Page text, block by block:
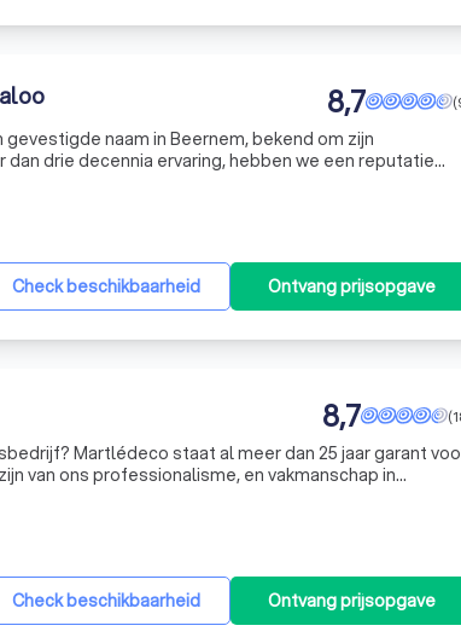
8,7
naam in Beernem, bekend om zijn
drie decennia ervaring, hebben we een reputatie
Check beschikbaarheid Ontvang prijsopgave
8,7
Martlédeco staat al meer dan 25 jaar garant
van ons professionalisme, en vakmanschap in
Check beschikbaarheid Ontvang prijsopgave